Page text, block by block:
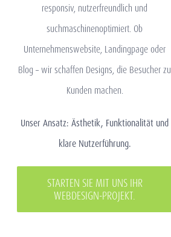
responsiv, nutzerfreundlich und
suchmaschinenoptimiert. Ob
Unternehmenswebsite, Landingpage oder
Blog – wir schaffen Designs, die Besucher zu
Kunden machen.
Unser Ansatz: Ästhetik, Funktionalität und
klare Nutzerführung.
STARTEN SIE MIT UNS IHR
WEBDESIGN-PROJEKT.